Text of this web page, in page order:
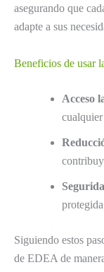
asegurando que
adapte a sus
Beneficios de usar
Acceso
Siguiendo estos
de EDEA de